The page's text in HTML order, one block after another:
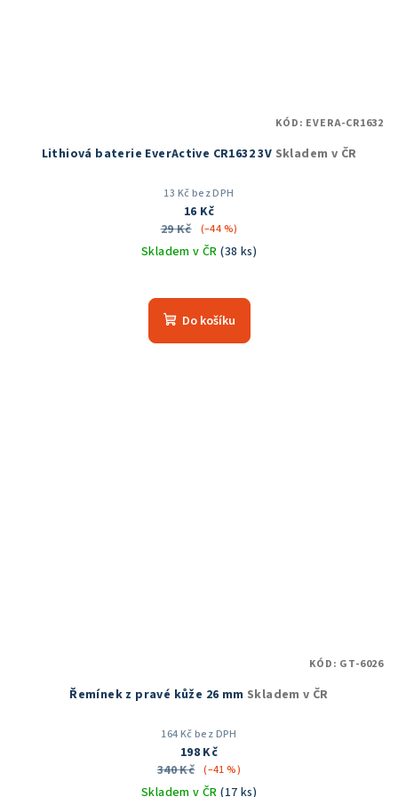
Lithiová baterie EverActive CR1632 3V Skladem v ČR
13 Kč bez DPH
16 Kč
29 Kč
(–44 %)
Skladem v ČR(38 ks)
Do košíku
KÓD: EVERA-CR1632
Řemínek z pravé kůže 26 mm Skladem v ČR
164 Kč bez DPH
198 Kč
340 Kč (–41 %)
Skladem v ČR(17 ks)
KÓD: GT-6026